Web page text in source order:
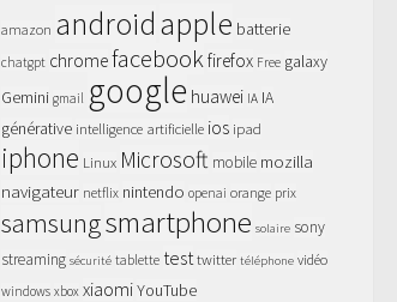
amazon androidapple batterie
chatgpt chromefacebookfirefox Free galaxy
Gemini gmail google huawei IA IA
générative intelligence artificielle ios ipad
iphone Linux Microsoft mobile mozilla
navigateur netflix nintendo openai orange prix
samsungsmartphone solaire sony
streaming sécurité tablette testtwitter téléphone vidéo
windows xbox xiaomiYouTube